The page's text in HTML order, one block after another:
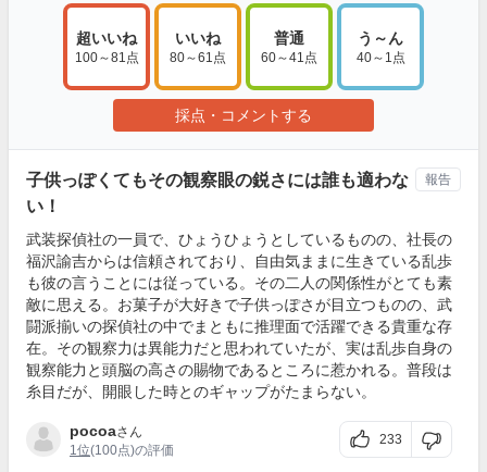
超いいね
100～81点
いいね
80～61点
普通
60～41点
う～ん
40～1点
採点・コメントする
子供っぽくてもその観察眼の鋭さには誰も適わな
い！
武装探偵社の一員で、ひょうひょうとしているものの、社長の
福沢諭吉からは信頼されており、自由気ままに生きている乱歩
も彼の言うことには従っている。その二人の関係性がとても素
敵に思える。お菓子が大好きで子供っぽさが目立つものの、武
闘派揃いの探偵社の中でまともに推理面で活躍できる貴重な存
在。その観察力は異能力だと思われていたが、実は乱歩自身の
観察能力と頭脳の高さの賜物であるところに惹かれる。普段は
糸目だが、開眼した時とのギャップがたまらない。
pocoaさん
1位(100点)の評価
233
報告